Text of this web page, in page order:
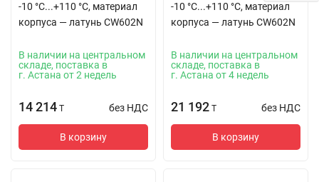
-10 °C...+110 °C, материал
корпуса — латунь CW602N
В наличии на центральном
складе, поставка в
г. Астана от 2 недель
14 214 T без НДС
В корзину
-10 °C...+110 °C, материал
корпуса — латунь CW602N
В наличии на центральном
складе, поставка в
г. Астана от 4 недель
21 192 T без НДС
В корзину